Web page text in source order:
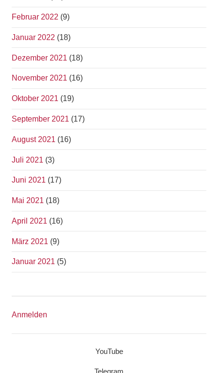
Februar 2022 (9)
Januar 2022 (18)
Dezember 2021 (18)
November 2021 (16)
Oktober 2021 (19)
September 2021 (17)
August 2021 (16)
Juli 2021 (3)
Juni 2021 (17)
Mai 2021 (18)
April 2021 (16)
März 2021 (9)
Januar 2021 (5)
Anmelden
YouTube